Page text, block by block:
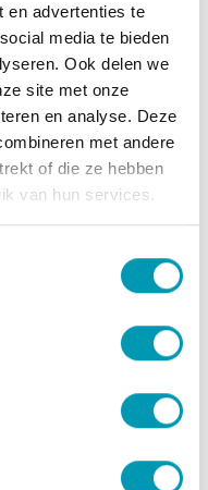
en advertenties te
media te bieden
Ook delen we
site met onze
en analyse. Deze
met andere
of die ze hebben
van hun services.
soja
-eiwit ;
; donkere
; suiker ;
soja lecithine ;
;
en diglyceriden ;
noten, pinda en ei